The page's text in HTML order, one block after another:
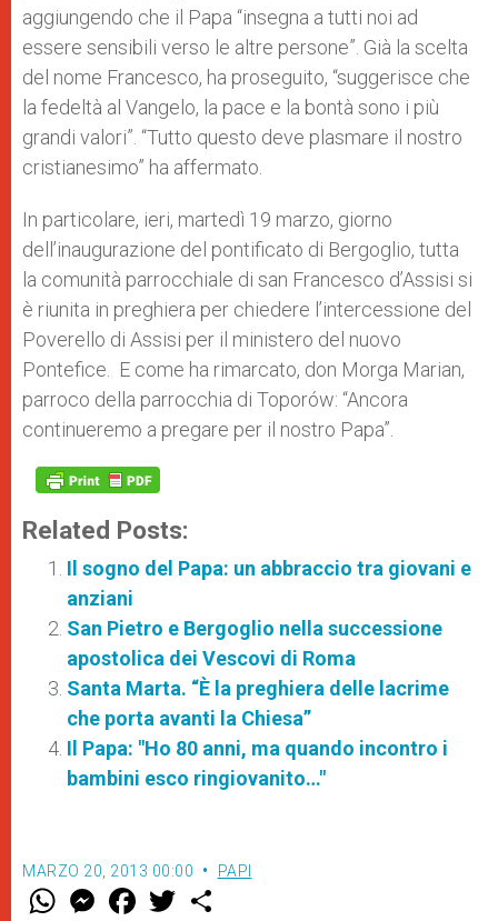
aggiungendo che il Papa “insegna a tutti noi ad
essere sensibili verso le altre persone”. Già la scelta
del nome Francesco, ha proseguito, “suggerisce che
la fedeltà al Vangelo, la pace e la bontà sono i più
grandi valori”. “Tutto questo deve plasmare il nostro
cristianesimo” ha affermato.
In particolare, ieri, martedì 19 marzo, giorno
dell’inaugurazione del pontificato di Bergoglio, tutta
la comunità parrocchiale di san Francesco d’Assisi si
è riunita in preghiera per chiedere l’intercessione del
Poverello di Assisi per il ministero del nuovo
Pontefice. E come ha rimarcato, don Morga Marian,
parroco della parrocchia di Toporów: “Ancora
continueremo a pregare per il nostro Papa”.
Related Posts:
Il sogno del Papa: un abbraccio tra giovani e
anziani
San Pietro e Bergoglio nella successione
apostolica dei Vescovi di Roma
Santa Marta. “È la preghiera delle lacrime
che porta avanti la Chiesa”
Il Papa: "Ho 80 anni, ma quando incontro i
bambini esco ringiovanito…"
MARZO 20, 2013 00:00 PAPI
W M
e
F
a w